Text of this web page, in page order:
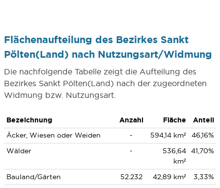
Flächenaufteilung des Bezirkes Sankt
Pölten(Land) nach Nutzungsart/Widmung
Die nachfolgende Tabelle zeigt die Aufteilung des
Bezirkes Sankt Pölten(Land) nach der zugeordneten
Widmung bzw. Nutzungsart.
Bezeichnung Anzahl Fläche
Anteil
Äcker, Wiesen oder Weiden
- 594,14 km²
46,16%
Wälder
-
536,64
km²
41,70%
Bauland/Gärten 52.232 42,89 km²
3,33%